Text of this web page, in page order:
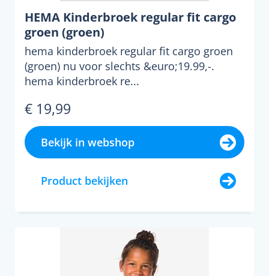
HEMA Kinderbroek regular fit cargo
groen (groen)
hema kinderbroek regular fit cargo groen
(groen) nu voor slechts &euro;19.99,-.
hema kinderbroek re...
€ 19,99
Bekijk in webshop
Product bekijken